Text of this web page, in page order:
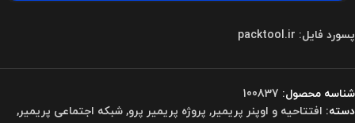
پسورد فایل: packtool.ir
شناسه محصول: 100837
دسته: افتتاحیه و اوپنر پریمیر, پروژه پریمیر پرو,شبکه اجتماعی پریمیر,